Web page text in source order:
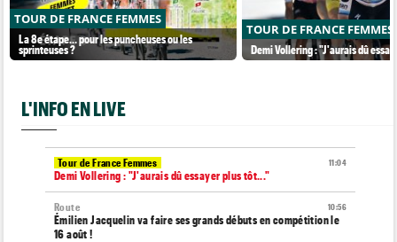
TOUR DE FRANCE FEMMES
La 8e étape… pour les puncheuses ou les
sprinteuses ?
TOUR DE FRANCE FEMMES
Demi Vollering : "J'aurais dû
L'INFO EN LIVE
11:04
Tour de France Femmes
Demi Vollering : "J'aurais dû essayer plus tôt..."
10:56
Route
Émilien Jacquelin va faire ses grands débuts en compétition le
16 août !